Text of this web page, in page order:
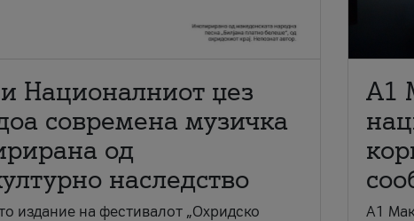
Националниот џез
современа музичка
од
наследство
издание на фестивалот „Охридско
A1
A1